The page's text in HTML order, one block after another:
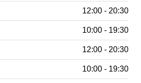
12:00 - 20:30
10:00 - 19:30
12:00 - 20:30
10:00 - 19:30